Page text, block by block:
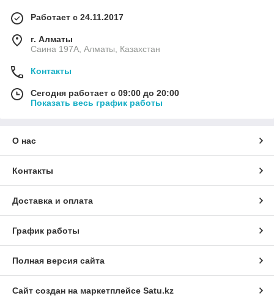
Работает с 24.11.2017
г. Алматы
Саина 197А, Алматы, Казахстан
Контакты
Сегодня работает с 09:00 до 20:00
Показать весь график работы
О нас
Контакты
Доставка и оплата
График работы
Полная версия сайта
Сайт создан на маркетплейсе Satu.kz